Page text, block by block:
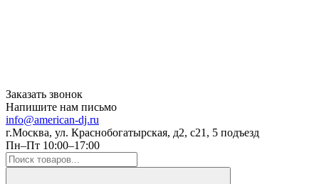
Заказать звонок
Напишите нам письмо
info@american-dj.ru
г.Москва, ул. Краснобогатырская, д2, с21, 5 подъезд
Пн–Пт 10:00–17:00